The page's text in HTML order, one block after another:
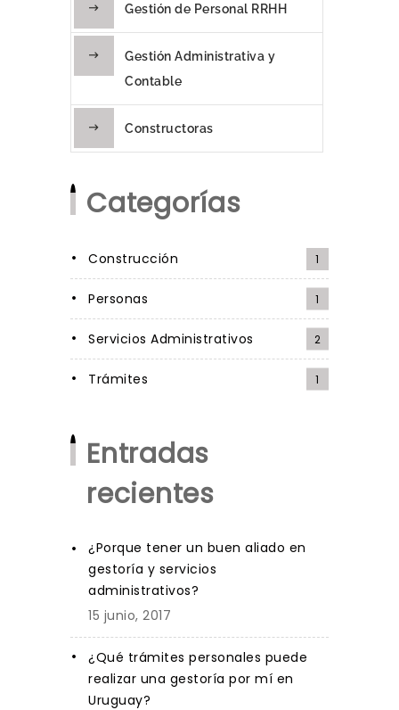
Gestión de Personal RRHH
Gestión Administrativa y
Contable
Constructoras
Categorías
Construcción 1
Personas 1
Servicios Administrativos 2
Trámites 1
Entradas
recientes
¿Porque tener un buen aliado en
gestoría y servicios
administrativos?
15 junio, 2017
¿Qué trámites personales puede
realizar una gestoría por mí en
Uruguay?